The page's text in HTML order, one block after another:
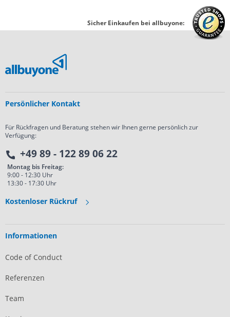
Sicher Einkaufen bei allbuyone:
Persönlicher Kontakt
Für Rückfragen und Beratung stehen wir Ihnen gerne persönlich zur
Verfügung:
+49 89 - 122 89 06 22
Montag bis Freitag:
9:00 - 12:30 Uhr
13:30 - 17:30 Uhr
Kostenloser Rückruf
Informationen
Code of Conduct
Referenzen
Team